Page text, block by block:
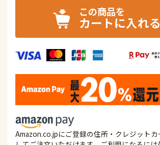
カートに入れる